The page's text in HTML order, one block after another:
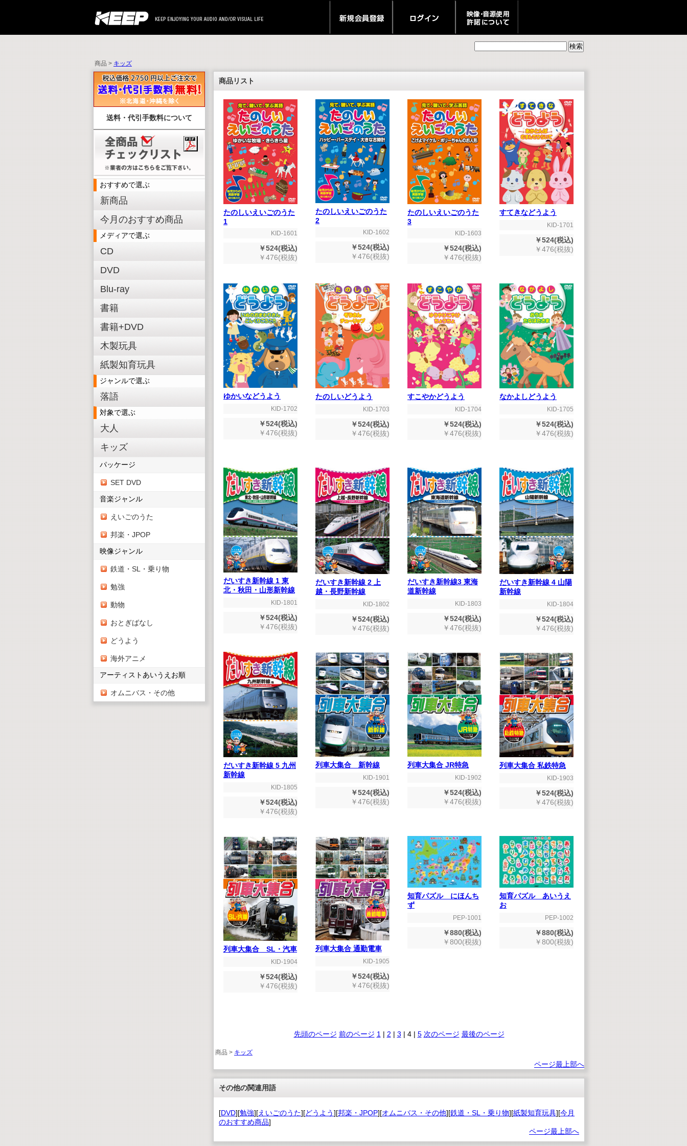
商品 >キッズ
送料・代引手数料について
おすすめで選ぶ
新商品
今月のおすすめ商品
メディアで選ぶ
CD
DVD
Blu-ray
書籍
書籍+DVD
木製玩具
紙製知育玩具
ジャンルで選ぶ
落語
対象で選ぶ
大人
キッズ
パッケージ
SET DVD
音楽ジャンル
えいごのうた
邦楽・JPOP
映像ジャンル
鉄道・SL・乗り物
勉強
動物
おとぎばなし
どうよう
海外アニメ
アーティストあいうえお順
オムニバス・その他
商品リスト
たのしいえいごのうた
1
KID-1601
￥524(税込)
￥476(税抜)
たのしいえいごのうた
2
KID-1602
￥524(税込)
￥476(税抜)
たのしいえいごのうた
3
KID-1603
￥524(税込)
￥476(税抜)
すてきなどうよう
KID-1701
￥524(税込)
￥476(税抜)
ゆかいなどうよう
KID-1702
￥524(税込)
￥476(税抜)
たのしいどうよう
KID-1703
￥524(税込)
￥476(税抜)
すこやかどうよう
KID-1704
￥524(税込)
￥476(税抜)
なかよしどうよう
KID-1705
￥524(税込)
￥476(税抜)
だいすき新幹線 1 東
北・秋田・山形新幹線
KID-1801
￥524(税込)
￥476(税抜)
だいすき新幹線 2 上
越・長野新幹線
KID-1802
￥524(税込)
￥476(税抜)
だいすき新幹線3 東海
道新幹線
KID-1803
￥524(税込)
￥476(税抜)
だいすき新幹線 4 山陽
新幹線
KID-1804
￥524(税込)
￥476(税抜)
だいすき新幹線 5 九州
新幹線
KID-1805
￥524(税込)
￥476(税抜)
列車大集合 新幹線
KID-1901
￥524(税込)
￥476(税抜)
列車大集合 JR特急
KID-1902
￥524(税込)
￥476(税抜)
列車大集合 私鉄特急
KID-1903
￥524(税込)
￥476(税抜)
列車大集合 SL・汽車
KID-1904
￥524(税込)
￥476(税抜)
列車大集合 通勤電車
KID-1905
￥524(税込)
￥476(税抜)
知育パズル にほんち
ず
PEP-1001
￥880(税込)
￥800(税抜)
知育パズル あいうえ
お
PEP-1002
￥880(税込)
￥800(税抜)
先頭のページ 前のページ 1 | 2 | 3 | 4| 5 次のページ 最後のページ
商品 > キッズ
ページ最上部へ
その他の関連用語
[DVD][勉強][えいごのうた][どうよう][邦楽・JPOP][オムニバス・その他][鉄道・SL・乗り物][紙製知育玩具][今月
のおすすめ商品]
ページ最上部へ